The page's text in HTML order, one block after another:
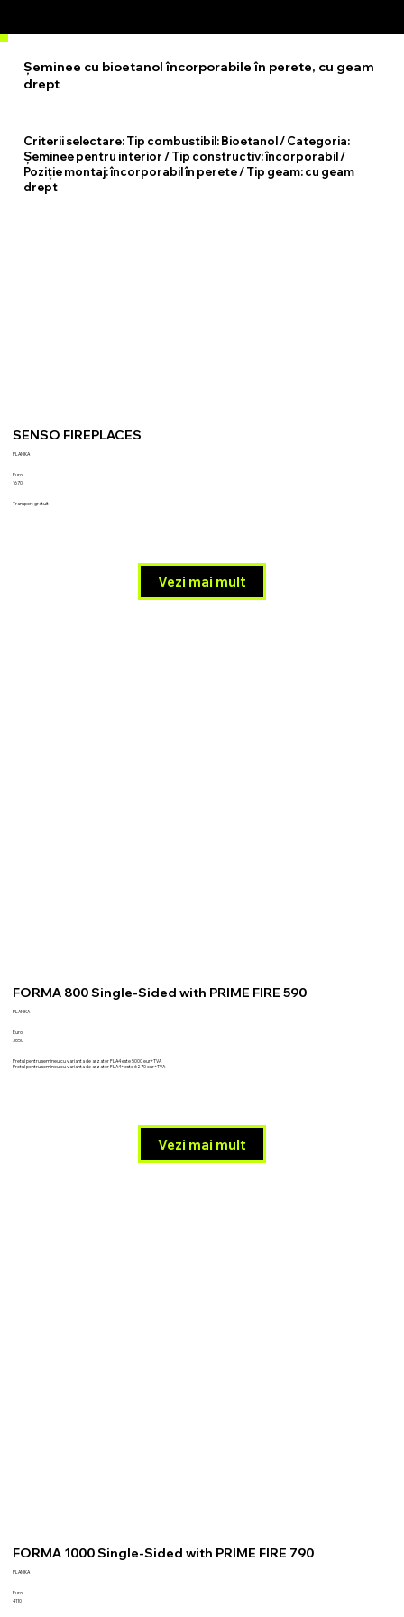
SENSO FIREPLACES
PLANIKA
Vezi mai mult
Euro
1670
Transport gratuit
FORMA 800 Single-Sided with PRIME FIRE 590
PLANIKA
Vezi mai mult
Euro
3650
Pretul pentru semineu cu varianta de arzator FLA4 este 5000 eur+TVA
Pretul pentru semineu cu varianta de arzator FLA4+ este 6270 eur+TVA
FORMA 1000 Single-Sided with PRIME FIRE 790
PLANIKA
Euro
4110
Criterii selectare:Tip combustibil: Bioetanol / Categoria:
Șeminee pentru interior / Tip constructiv: încorporabil /
Poziție montaj: încorporabil în perete / Tip geam: cu geam
drept
Șeminee cu bioetanol încorporabile în perete, cu geam
drept